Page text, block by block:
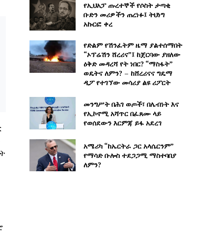
የኢህአፓ ጡረተኞች የሶስት ታጣቂ
ቡድን መሪዎችን ጠረነፉ፤ ትህነግ
አኩርፎ ቀረ
የድልም የሽንፈትም ዜማ ያልተሰማበት
“ኦፕሬሽን ሸረሪና”፤ ከጀርባው ያዘለው
ዕቅድ መዳረሻ የት ነበር? “ማስፋት”
ወዴትና ለምን? – ከሸረሪናና ግዴማ
ዲፖ የተገኘው መሳሪያ ልዩ ሪፖርት
መንግሥት በሕገ ወጦች፣ በሌብነት እና
የኢኮኖሚ አሻጥር በፈጸሙ ላይ
የወሰደውን እርምጃ ይፋ አደረገ
አሜሪካ “ከኤርትራ ጋር አላሴርንም”
የማሳድ ቡሎስ ተደጋጋሚ ማስተባበያ
ለምን?